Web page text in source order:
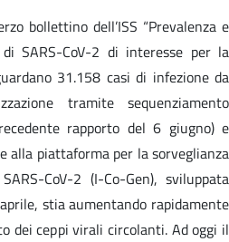
bollettino dell’ISS “Prevalenza e
SARS-CoV-2 di interesse per la
31.158 casi di infezione da
tramite sequenziamento
rapporto del 6 giugno) e
alla piattaforma per la sorveglianza
CoV-2 (I-Co-Gen), sviluppata
stia aumentando rapidamente
dei ceppi virali circolanti. Ad oggi il